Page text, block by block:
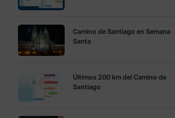
Camino de Santiago en Semana
Santa
Últimos 200 km del Camino de
Santiago